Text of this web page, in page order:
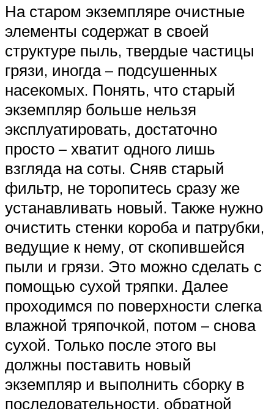
На старом экземпляре очистные
элементы содержат в своей
структуре пыль, твердые частицы
грязи, иногда – подсушенных
насекомых. Понять, что старый
экземпляр больше нельзя
эксплуатировать, достаточно
просто – хватит одного лишь
взгляда на соты. Сняв старый
фильтр, не торопитесь сразу же
устанавливать новый. Также нужно
очистить стенки короба и патрубки,
ведущие к нему, от скопившейся
пыли и грязи. Это можно сделать с
помощью сухой тряпки. Далее
проходимся по поверхности слегка
влажной тряпочкой, потом – снова
сухой. Только после этого вы
должны поставить новый
экземпляр и выполнить сборку в
последовательности, обратной